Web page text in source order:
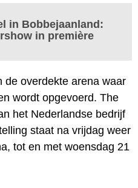
in Bobbejaanland:
in première
de overdekte arena waar
wordt opgevoerd. The
het Nederlandse bedrijf
staat na vrijdag weer
tot en met woensdag 21